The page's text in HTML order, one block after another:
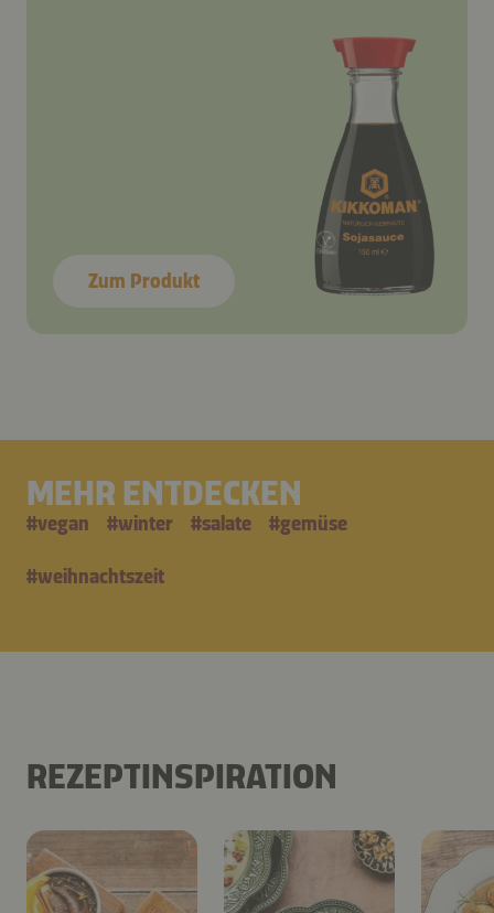
Zum Produkt
MEHR ENTDECKEN
#vegan #winter #salate #gemüse
#weihnachtszeit
REZEPTINSPIRATION